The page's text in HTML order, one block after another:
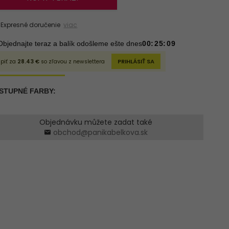
doručenie viac
Objednávku můžete zadat také
obchod@panikabelkova.sk